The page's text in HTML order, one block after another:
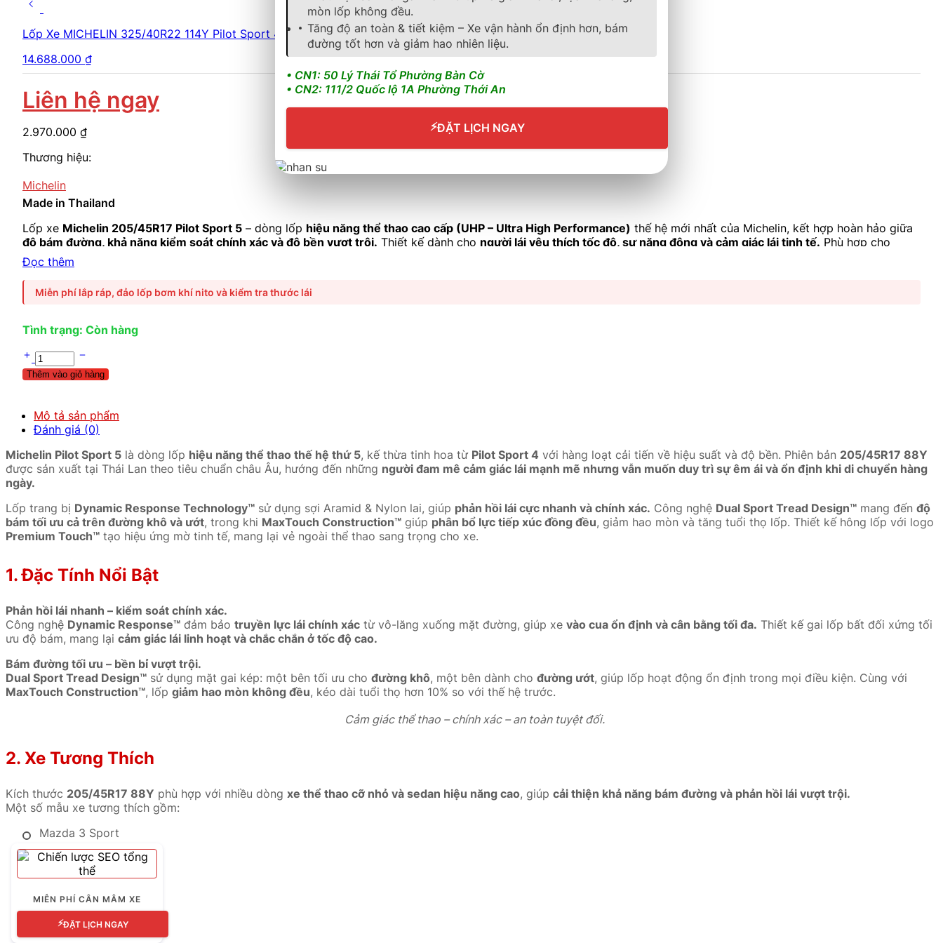
Liên hệ ngay
Lốp Xe MICHELIN 325/40R22 114Y Pilot Sport 4 SUV
14.688.000 ₫
Made in Thailand
2.970.000 ₫
Thương hiệu:
Michelin
Lốp xe Michelin 205/45R17 Pilot Sport 5 – dòng lốp hiệu năng thể thao cao cấp (UHP – Ultra High Performance) thế hệ mới nhất của Michelin, kết hợp hoàn hảo giữa
độ bám đường, khả năng kiểm soát chính xác và độ bền vượt trội. Thiết kế dành cho người lái yêu thích tốc độ, sự năng động và cảm giác lái tinh tế. Phù hợp cho
Mazda 3 Sport, Honda Civic RS, Kia Cerato GT, Hyundai Elantra Sport, Mini Cooper S.
Đọc thêm
Miễn phí lắp ráp, đảo lốp bơm khí nito và kiểm tra thước lái
Tình trạng: Còn hàng
Thêm vào giỏ hàng
Mô tả sản phẩm
Đánh giá (0)
Michelin Pilot Sport 5 là dòng lốp hiệu năng thể thao thế hệ thứ 5, kế thừa tinh hoa từ Pilot Sport 4 với hàng loạt cải tiến về hiệu suất và độ bền. Phiên bản 205/45R17 88Y
được sản xuất tại Thái Lan theo tiêu chuẩn châu Âu, hướng đến những người đam mê cảm giác lái mạnh mẽ nhưng vẫn muốn duy trì sự êm ái và ổn định khi di chuyển hàng
ngày.
Lốp trang bị Dynamic Response Technology™ sử dụng sợi Aramid & Nylon lai, giúp phản hồi lái cực nhanh và chính xác. Công nghệ Dual Sport Tread Design™ mang đến độ
bám tối ưu cả trên đường khô và ướt, trong khi MaxTouch Construction™ giúp phân bổ lực tiếp xúc đồng đều, giảm hao mòn và tăng tuổi thọ lốp. Thiết kế hông lốp với logo
Premium Touch™ tạo hiệu ứng mờ tinh tế, mang lại vẻ ngoài thể thao sang trọng cho xe.
1. Đặc Tính Nổi Bật
Phản hồi lái nhanh – kiểm soát chính xác.
Công nghệ Dynamic Response™ đảm bảo truyền lực lái chính xác từ vô-lăng xuống mặt đường, giúp xe vào cua ổn định và cân bằng tối đa. Thiết kế gai lốp bất đối xứng tối
ưu độ bám, mang lại cảm giác lái linh hoạt và chắc chắn ở tốc độ cao.
Bám đường tối ưu – bền bỉ vượt trội.
Dual Sport Tread Design™ sử dụng mặt gai kép: một bên tối ưu cho đường khô, một bên dành cho đường ướt, giúp lốp hoạt động ổn định trong mọi điều kiện. Cùng với
MaxTouch Construction™, lốp giảm hao mòn không đều, kéo dài tuổi thọ hơn 10% so với thế hệ trước.
Cảm giác thể thao – chính xác – an toàn tuyệt đối.
2. Xe Tương Thích
Kích thước 205/45R17 88Y phù hợp với nhiều dòng xe thể thao cỡ nhỏ và sedan hiệu năng cao, giúp cải thiện khả năng bám đường và phản hồi lái vượt trội.
Một số mẫu xe tương thích gồm:
Mazda 3 Sport
Honda Civic RS
Kia Cerato GT
Mini Cooper S
mòn lốp không đều.
Tăng độ an toàn & tiết kiệm – Xe vận hành ổn định hơn, bám
đường tốt hơn và giảm hao nhiên liệu.
• CN1: 50 Lý Thái Tổ Phường Bàn Cờ
• CN2: 111/2 Quốc lộ 1A Phường Thới An
⚡ĐẶT LỊCH NGAY
MIỄN PHÍ CÂN MÂM XE
⚡ĐẶT LỊCH NGAY